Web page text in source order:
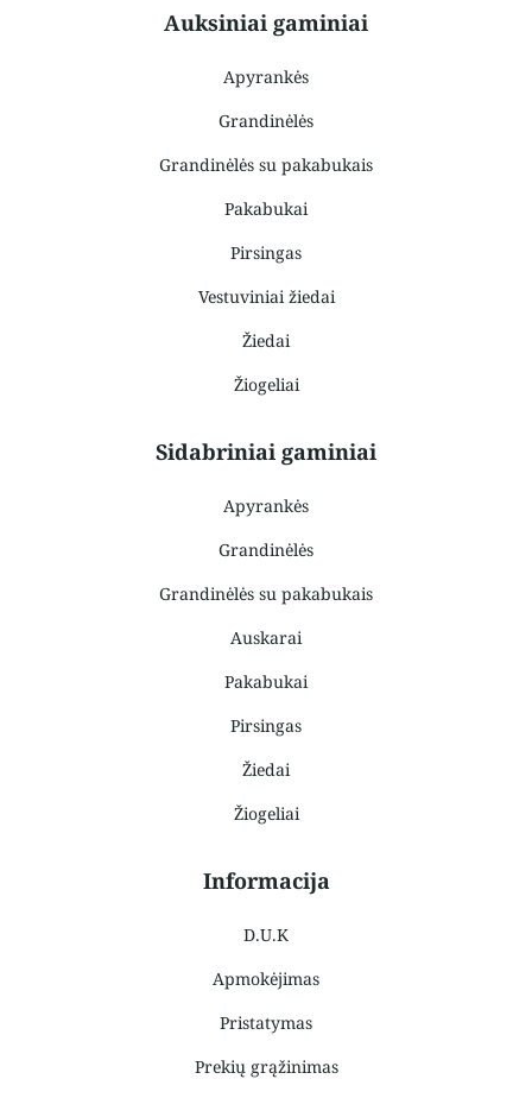
Auksiniai gaminiai
Apyrankės
Grandinėlės
Grandinėlės su pakabukais
Pakabukai
Pirsingas
Vestuviniai žiedai
Žiedai
Žiogeliai
Sidabriniai gaminiai
Apyrankės
Grandinėlės
Grandinėlės su pakabukais
Auskarai
Pakabukai
Pirsingas
Žiedai
Žiogeliai
Informacija
D.U.K
Apmokėjimas
Pristatymas
Prekių grąžinimas